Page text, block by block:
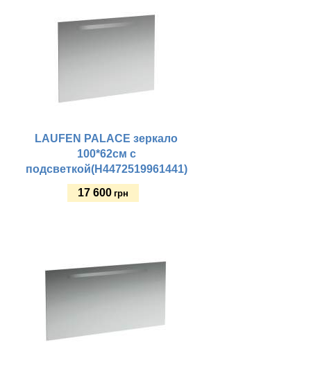
LAUFEN PALACE зеркало
100*62см с
подсветкой(H4472519961441)
17 600 грн